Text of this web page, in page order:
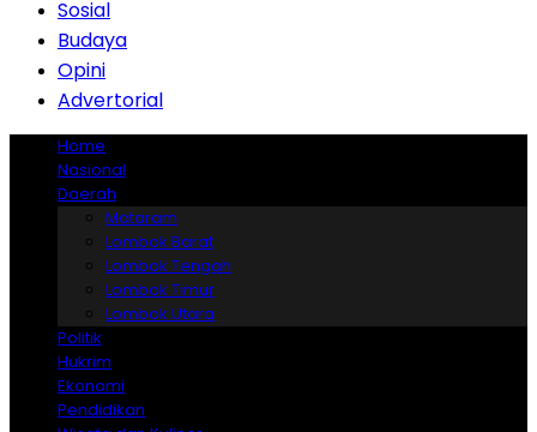
Sosial
Budaya
Opini
Advertorial
Home
Nasional
Daerah
Mataram
Lombok Barat
Lombok Tengah
Lombok Timur
Lombok Utara
Politik
Hukrim
Ekonomi
Pendidikan